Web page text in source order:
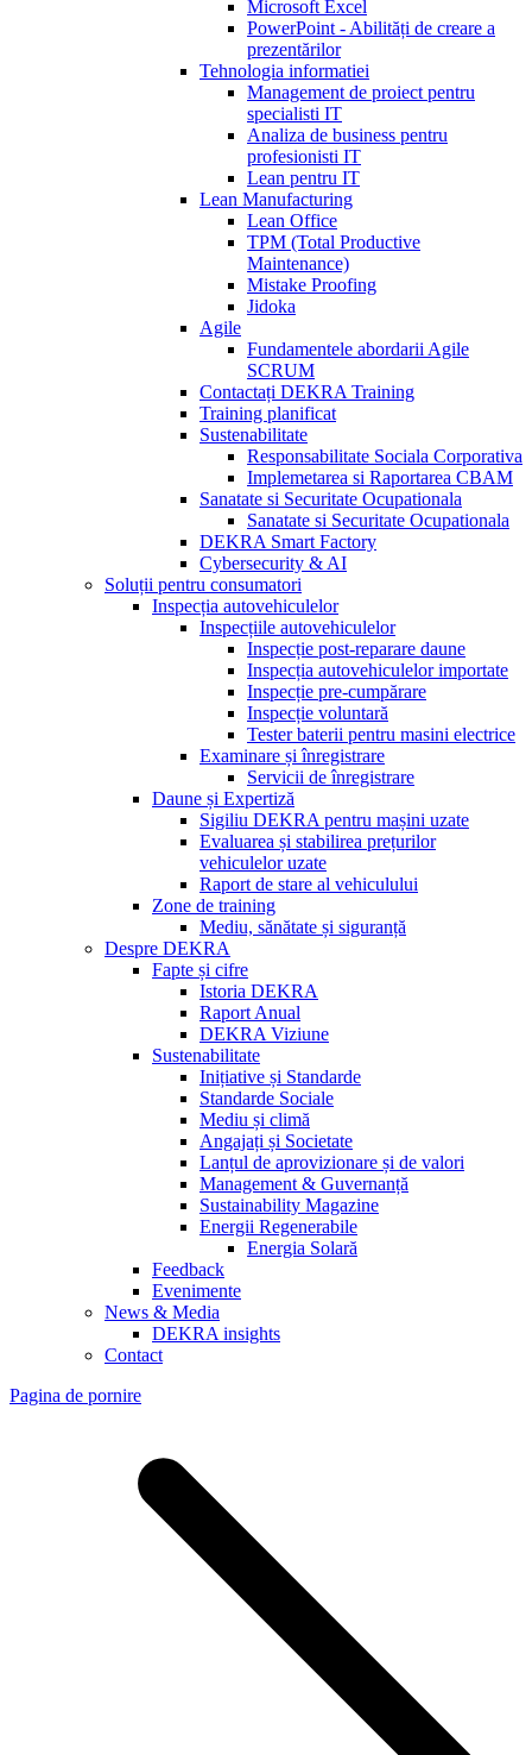
Microsoft Excel
PowerPoint - Abilități de creare a
prezentărilor
Tehnologia informatiei
Management de proiect pentru
specialisti IT
Analiza de business pentru
profesionisti IT
Lean pentru IT
Lean Manufacturing
Lean Office
TPM (Total Productive
Maintenance)
Mistake Proofing
Jidoka
Agile
Fundamentele abordarii Agile
SCRUM
Contactați DEKRA Training
Training planificat
Sustenabilitate
Responsabilitate Sociala Corporativa
Implemetarea si Raportarea CBAM
Sanatate si Securitate Ocupationala
Sanatate si Securitate Ocupationala
DEKRA Smart Factory
Cybersecurity & AI
Soluții pentru consumatori
Inspecția autovehiculelor
Inspecțiile autovehiculelor
Inspecție post-reparare daune
Inspecția autovehiculelor importate
Inspecție pre-cumpărare
Inspecție voluntară
Tester baterii pentru masini electrice
Examinare și înregistrare
Servicii de înregistrare
Daune și Expertiză
Sigiliu DEKRA pentru mașini uzate
Evaluarea și stabilirea prețurilor
vehiculelor uzate
Raport de stare al vehiculului
Zone de training
Mediu, sănătate și siguranță
Despre DEKRA
Fapte și cifre
Istoria DEKRA
Raport Anual
DEKRA Viziune
Sustenabilitate
Inițiative și Standarde
Standarde Sociale
Mediu și climă
Angajați și Societate
Lanțul de aprovizionare și de valori
Management & Guvernanță
Sustainability Magazine
Energii Regenerabile
Energia Solară
Feedback
Evenimente
News & Media
DEKRA insights
Contact
Pagina de pornire